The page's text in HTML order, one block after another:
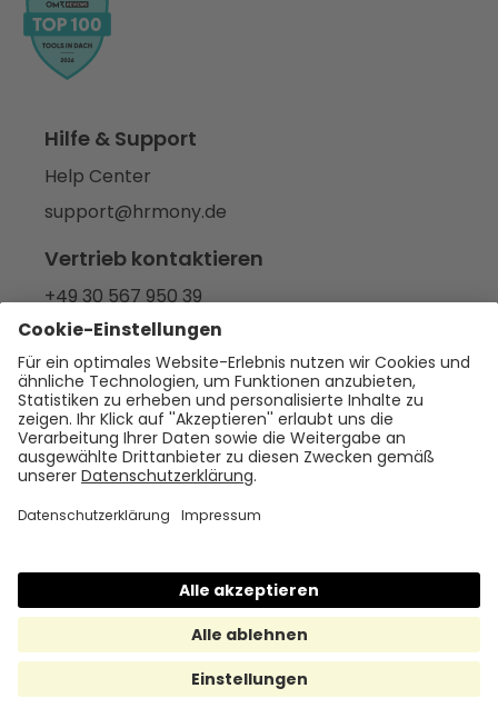
Hilfe & Support
Help Center
support@hrmony.de
Vertrieb kontaktieren
+49 30 567 950 39
hallo@hrmony.de
Karriere bei Hrmony
jobs@hrmony.de
Essenszuschuss
Sachbezug (Gutscheine)
Sachbezugskarte
Geschenke (Besondere Anlässe)